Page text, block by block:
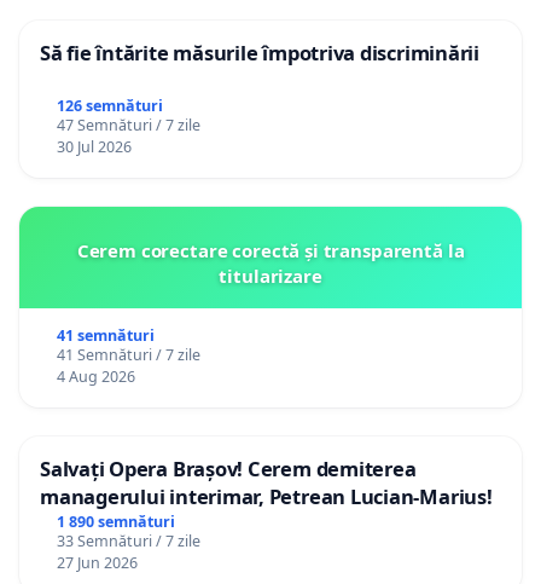
Să fie întărite măsurile împotriva discriminării
126 semnături
47 Semnături / 7 zile
30 Jul 2026
Cerem corectare corectă și transparentă la
titularizare
41 semnături
41 Semnături / 7 zile
4 Aug 2026
Salvați Opera Brașov! Cerem demiterea
managerului interimar, Petrean Lucian-Marius!
1 890 semnături
33 Semnături / 7 zile
27 Jun 2026